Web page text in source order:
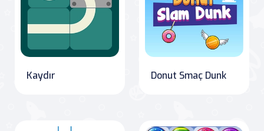
Kaydır Donut Smaç Dunk